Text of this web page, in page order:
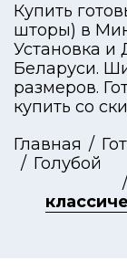
Купить
шторы) в
Установка и
Беларуси.
размеров.
купить со
Главная
Голубой